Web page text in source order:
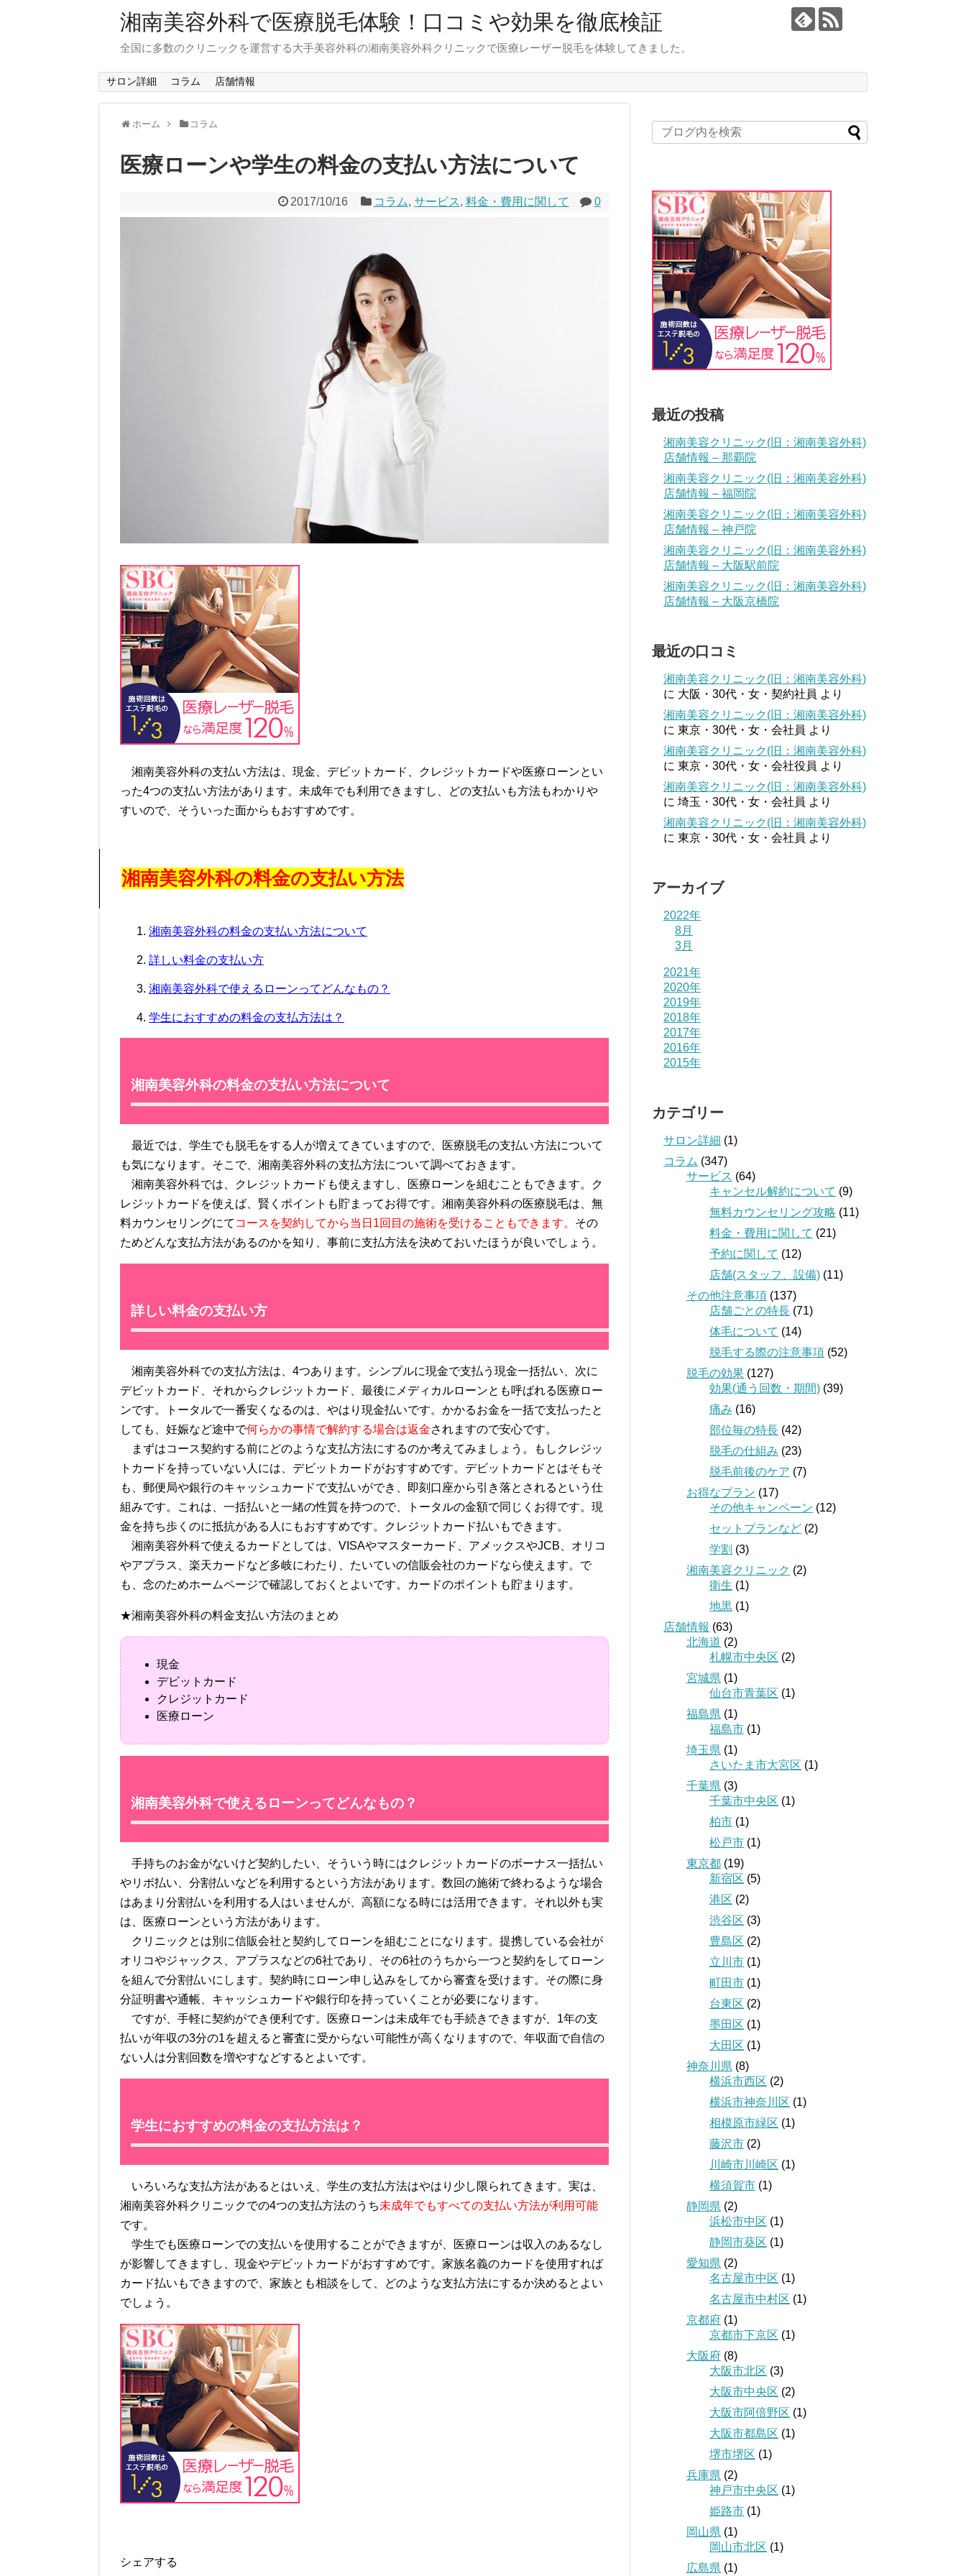
湘南美容外科で医療脱毛体験！口コミや効果を徹底検証
全国に多数のクリニックを運営する大手美容外科の湘南美容外科クリニックで医療レーザー脱毛を体験してきました。
サロン詳細 コラム 店舗情報
ホーム コラム
医療ローンや学生の料金の支払い方法について
2017/10/16 コラム, サービス, 料金・費用に関して 0
湘南美容外科の支払い方法は、現金、デビットカード、クレジットカードや医療ローンとい
った4つの支払い方法があります。未成年でも利用できますし、どの支払いも方法もわかりや
すいので、そういった面からもおすすめです。
湘南美容外科の料金の支払い方法
湘南美容外科の料金の支払い方法について
詳しい料金の支払い方
湘南美容外科で使えるローンってどんなもの？
学生におすすめの料金の支払方法は？
湘南美容外科の料金の支払い方法について
最近では、学生でも脱毛をする人が増えてきていますので、医療脱毛の支払い方法について
も気になります。そこで、湘南美容外科の支払方法について調べておきます。
湘南美容外科では、クレジットカードも使えますし、医療ローンを組むこともできます。ク
レジットカードを使えば、賢くポイントも貯まってお得です。湘南美容外科の医療脱毛は、無
料カウンセリングにて コースを契約してから当日1回目の施術を受けることもできます。 その
ためどんな支払方法があるのかを知り、事前に支払方法を決めておいたほうが良いでしょう。
詳しい料金の支払い方
湘南美容外科での支払方法は、4つあります。シンプルに現金で支払う現金一括払い、次に
デビットカード、それからクレジットカード、最後にメディカルローンとも呼ばれる医療ロー
ンです。トータルで一番安くなるのは、やはり現金払いです。かかるお金を一括で支払ったと
しても、妊娠など途中で何らかの事情で解約する場合は返金されますので安心です。
まずはコース契約する前にどのような支払方法にするのか考えてみましょう。もしクレジッ
トカードを持っていない人には、デビットカードがおすすめです。デビットカードとはそもそ
も、郵便局や銀行のキャッシュカードで支払いができ、即刻口座から引き落とされるという仕
組みです。これは、一括払いと一緒の性質を持つので、トータルの金額で同じくお得です。現
金を持ち歩くのに抵抗がある人にもおすすめです。クレジットカード払いもできます。
湘南美容外科で使えるカードとしては、VISAやマスターカード、アメックスやJCB、オリコ
やアプラス、楽天カードなど多岐にわたり、たいていの信販会社のカードなら使えます。で
も、念のためホームページで確認しておくとよいです。カードのポイントも貯まります。
★湘南美容外科の料金支払い方法のまとめ
現金
デビットカード
クレジットカード
医療ローン
湘南美容外科で使えるローンってどんなもの？
手持ちのお金がないけど契約したい、そういう時にはクレジットカードのボーナス一括払い
やリボ払い、分割払いなどを利用するという方法があります。数回の施術で終わるような場合
はあまり分割払いを利用する人はいませんが、高額になる時には活用できます。それ以外も実
は、医療ローンという方法があります。
クリニックとは別に信販会社と契約してローンを組むことになります。提携している会社が
オリコやジャックス、アプラスなどの6社であり、その6社のうちから一つと契約をしてローン
を組んで分割払いにします。契約時にローン申し込みをしてから審査を受けます。その際に身
分証明書や通帳、キャッシュカードや銀行印を持っていくことが必要になります。
ですが、手軽に契約ができ便利です。医療ローンは未成年でも手続きできますが、1年の支
払いが年収の3分の1を超えると審査に受からない可能性が高くなりますので、年収面で自信の
ない人は分割回数を増やすなどするとよいです。
学生におすすめの料金の支払方法は？
いろいろな支払方法があるとはいえ、学生の支払方法はやはり少し限られてきます。実は、
湘南美容外科クリニックでの4つの支払方法のうち未成年でもすべての支払い方法が利用可能
です。
学生でも医療ローンでの支払いを使用することができますが、医療ローンは収入のあるなし
が影響してきますし、現金やデビットカードがおすすめです。家族名義のカードを使用すれば
カード払いもできますので、家族とも相談をして、どのような支払方法にするか決めるとよい
でしょう。
シェアする
最近の投稿
湘南美容クリニック(旧：湘南美容外科)
店舗情報 – 那覇院
湘南美容クリニック(旧：湘南美容外科)
店舗情報 – 福岡院
湘南美容クリニック(旧：湘南美容外科)
店舗情報 – 神戸院
湘南美容クリニック(旧：湘南美容外科)
店舗情報 – 大阪駅前院
湘南美容クリニック(旧：湘南美容外科)
店舗情報 – 大阪京橋院
最近の口コミ
湘南美容クリニック(旧：湘南美容外科)
に 大阪・30代・女・契約社員 より
湘南美容クリニック(旧：湘南美容外科)
に 東京・30代・女・会社員 より
湘南美容クリニック(旧：湘南美容外科)
に 東京・30代・女・会社役員 より
湘南美容クリニック(旧：湘南美容外科)
に 埼玉・30代・女・会社員 より
湘南美容クリニック(旧：湘南美容外科)
に 東京・30代・女・会社員 より
アーカイブ
2022年
8月
3月
2021年
2020年
2019年
2018年
2017年
2016年
2015年
カテゴリー
サロン詳細 (1)
コラム (347)
サービス (64)
キャンセル解約について (9)
無料カウンセリング攻略 (11)
料金・費用に関して (21)
予約に関して (12)
店舗(スタッフ、設備) (11)
その他注意事項 (137)
店舗ごとの特長 (71)
体毛について (14)
脱毛する際の注意事項 (52)
脱毛の効果 (127)
効果(通う回数・期間) (39)
痛み (16)
部位毎の特長 (42)
脱毛の仕組み (23)
脱毛前後のケア (7)
お得なプラン (17)
その他キャンペーン (12)
セットプランなど (2)
学割 (3)
湘南美容クリニック (2)
衛生 (1)
地黒 (1)
店舗情報 (63)
北海道 (2)
札幌市中央区 (2)
宮城県 (1)
仙台市青葉区 (1)
福島県 (1)
福島市 (1)
埼玉県 (1)
さいたま市大宮区 (1)
千葉県 (3)
千葉市中央区 (1)
柏市 (1)
松戸市 (1)
東京都 (19)
新宿区 (5)
港区 (2)
渋谷区 (3)
豊島区 (2)
立川市 (1)
町田市 (1)
台東区 (2)
墨田区 (1)
大田区 (1)
神奈川県 (8)
横浜市西区 (2)
横浜市神奈川区 (1)
相模原市緑区 (1)
藤沢市 (2)
川崎市川崎区 (1)
横須賀市 (1)
静岡県 (2)
浜松市中区 (1)
静岡市葵区 (1)
愛知県 (2)
名古屋市中区 (1)
名古屋市中村区 (1)
京都府 (1)
京都市下京区 (1)
大阪府 (8)
大阪市北区 (3)
大阪市中央区 (2)
大阪市阿倍野区 (1)
大阪市都島区 (1)
堺市堺区 (1)
兵庫県 (2)
神戸市中央区 (1)
姫路市 (1)
岡山県 (1)
岡山市北区 (1)
広島県 (1)